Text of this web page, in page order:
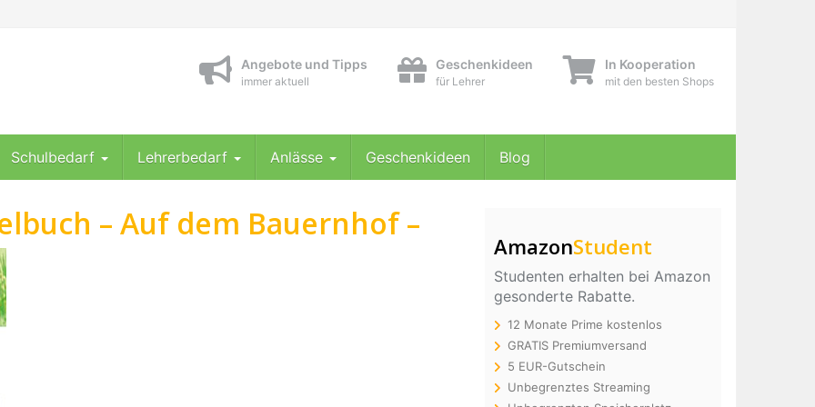
Angebote und Tipps
immer aktuell
Geschenkideen
für Lehrer
In Kooperation
mit den besten Shops
Schulbedarf Lehrerbedarf Anlässe Geschenkideen Blog
– Auf dem Bauernhof –
AmazonStudent
Studenten erhalten bei Amazon
gesonderte Rabatte.
12 Monate Prime kostenlos
GRATIS Premiumversand
5 EUR-Gutschein
Unbegrenztes Streaming